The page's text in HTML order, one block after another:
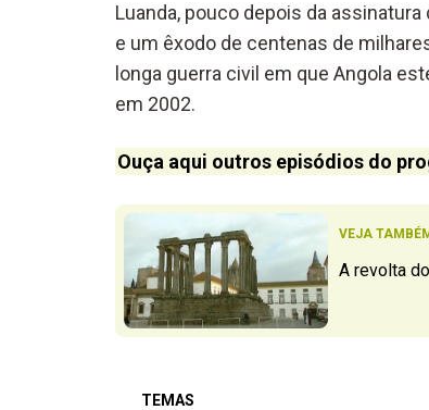
Luanda, pouco depois da
e um êxodo de centenas de
longa guerra civil em que Angola
em 2002.
Ouça aqui outros episódios do
VEJA
A revolta
TEMAS